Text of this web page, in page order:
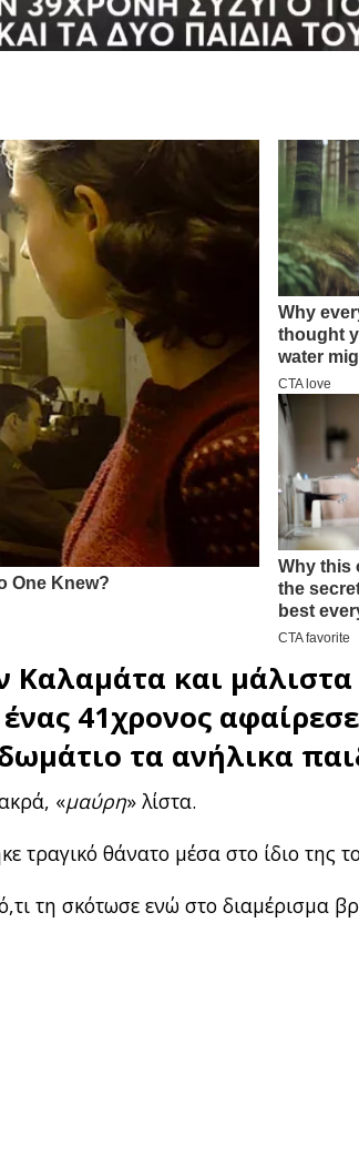
Καλαμάτα και
41χρονος
τα ανήλικα
«μαύρη» λίστα.
τραγικό θάνατο μέσα στο ίδιο της
τη σκότωσε ενώ στο διαμέρισμα